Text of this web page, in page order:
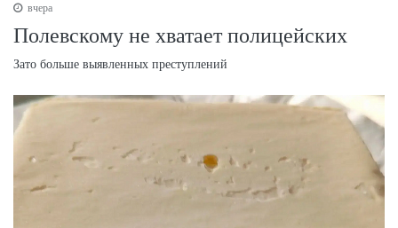
вчера
Полевскому не хватает полицейских
Зато больше выявленных преступлений